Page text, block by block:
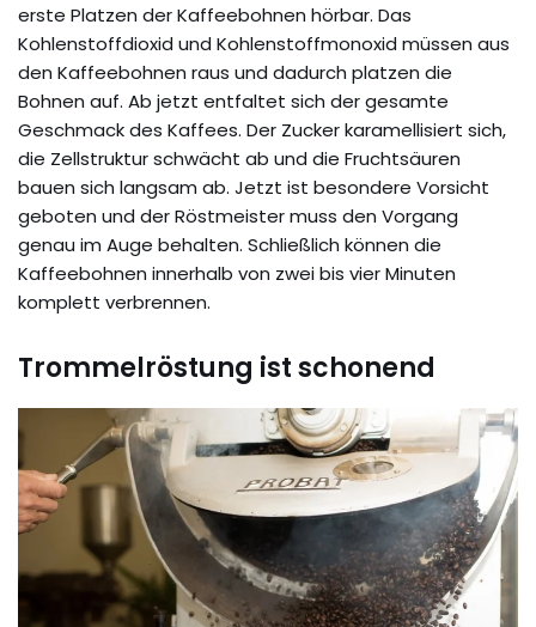
erste Platzen der Kaffeebohnen hörbar. Das
Kohlenstoffdioxid und Kohlenstoffmonoxid müssen aus
den Kaffeebohnen raus und dadurch platzen die
Bohnen auf. Ab jetzt entfaltet sich der gesamte
Geschmack des Kaffees. Der Zucker karamellisiert sich,
die Zellstruktur schwächt ab und die Fruchtsäuren
bauen sich langsam ab. Jetzt ist besondere Vorsicht
geboten und der Röstmeister muss den Vorgang
genau im Auge behalten. Schließlich können die
Kaffeebohnen innerhalb von zwei bis vier Minuten
komplett verbrennen.
Trommelröstung ist schonend